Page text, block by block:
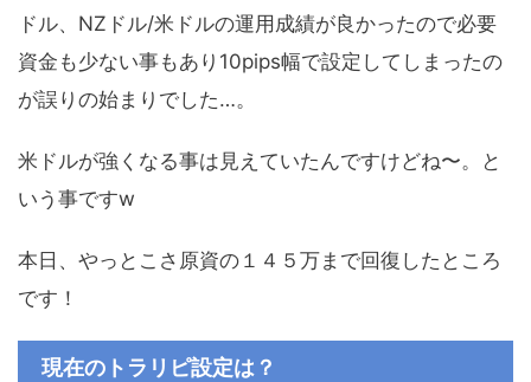
ドル、NZドル/米ドルの運用成績が良かったので必要
資金も少ない事もあり10pips幅で設定してしまったの
が誤りの始まりでした…。
米ドルが強くなる事は見えていたんですけどね〜。と
いう事ですw
本日、やっとこさ原資の１４５万まで回復したところ
です！
現在のトラリピ設定は？